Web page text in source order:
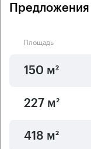
Площадь
150 м²
227 м²
418 м²